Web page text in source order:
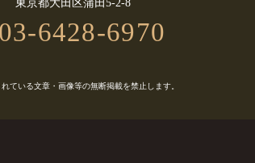
03-6428-6970
ている文章・画像等の無断掲載を禁止します。